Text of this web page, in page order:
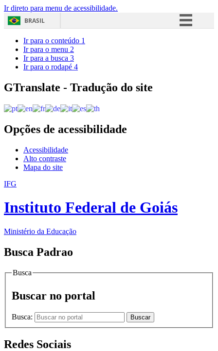
Ir direto para menu de acessibilidade.
BRASIL
Acesso à informação
Ir para o conteúdo 1
Ir para o menu 2
Ir para a busca 3
Ir para o rodapé 4
GTranslate - Tradução do site
Opções de acessibilidade
Acessibilidade
Alto contraste
Mapa do site
IFG
Instituto Federal de Goiás
Ministério da Educação
Busca Padrao
Busca
Buscar no portal
Busca: Buscar
Redes Sociais